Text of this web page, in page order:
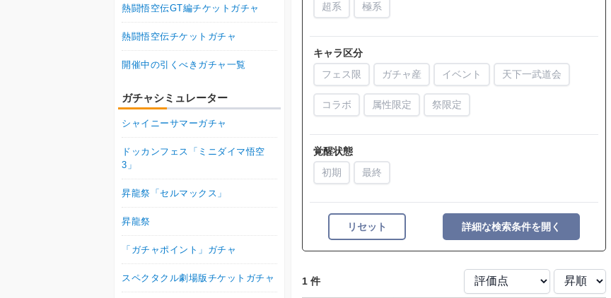
超系
極系
キャラ区分
フェス限
ガチャ産 イベント 天下一武道会
コラボ 属性限定 祭限定
覚醒状態
初期
最終
リセット 詳細な検索条件を開く
1 件
熱闘悟空伝GT編チケットガチャ
熱闘悟空伝チケットガチャ
開催中の引くべきガチャ一覧
ガチャシミュレーター
シャイニーサマーガチャ
ドッカンフェス「ミニダイマ悟空
3」
昇龍祭「セルマックス」
昇龍祭
「ガチャポイント」ガチャ
スペクタクル劇場版チケットガチャ